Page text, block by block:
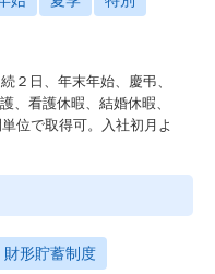
２日、年末年始、慶弔、
、看護休暇、結婚休暇、
位で取得可。入社初月よ
財形貯蓄制度